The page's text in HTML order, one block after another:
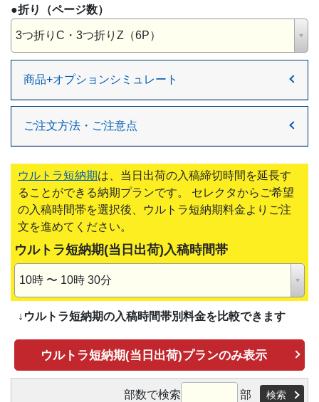
●折り （ページ数）
3つ折りC・3つ折りZ（6P）
ご注文方法・ご注意点
ウルトラ短納期は、当日出荷の入稿締切時間を延長す
ることができる納期プランです。 セレクタからご希望
の入稿時間帯を選択後、ウルトラ短納期料金よりご注
文を進めてください。
ウルトラ短納期(当日出荷)入稿時間帯
10時 〜 10時 30分
↓ ウルトラ短納期の入稿時間帯別料金を比較できます
ウルトラ短納期(当日出荷)プランのみ表示
部数で検索 部 検索
商品+オプションシミュレート